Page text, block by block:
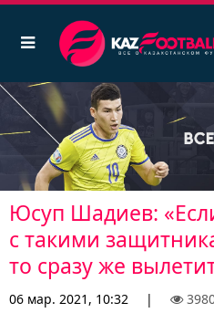
Юсуп Шадиев:
с такими
то сразу же
06 мар. 2021, 10:32 |